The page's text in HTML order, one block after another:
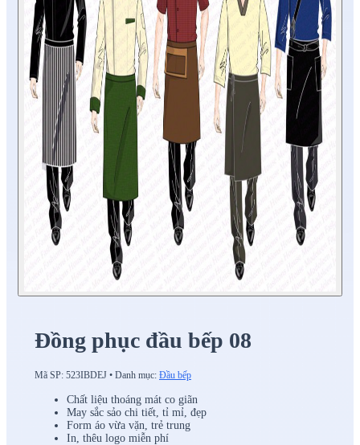
Đồng phục đầu bếp 08
Mã SP: 523IBDEJ • Danh mục: Đầu bếp
Chất liệu thoáng mát co giãn
May sắc sảo chi tiết, tỉ mỉ, đẹp
Form áo vừa vặn, trẻ trung
In, thêu logo miễn phí